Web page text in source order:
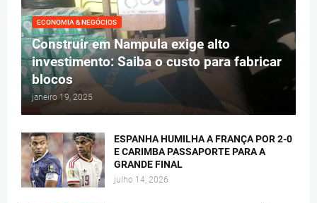
ECONOMIA & NEGÓCIOS
Construir em Nampula exige alto
investimento: Saiba o custo para fabricar
blocos
janeiro 19, 2025
ESPANHA HUMILHA A FRANÇA POR 2-0
E CARIMBA PASSAPORTE PARA A
GRANDE FINAL
julho 14, 2026